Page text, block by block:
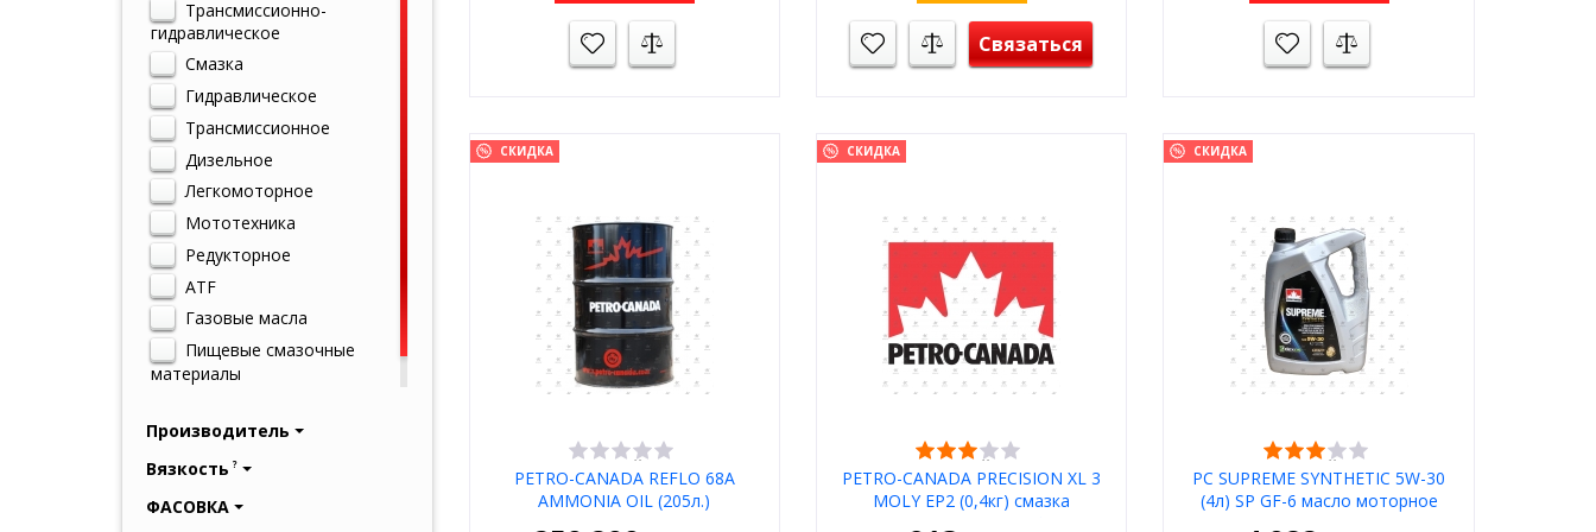
Трансмиссионно-
гидравлическое
Смазка
Гидравлическое
Трансмиссионное
Дизельное
Легкомоторное
Мототехника
Редукторное
ATF
Газовые масла
Пищевые смазочные
материалы
Производитель
Вязкость ?
ФАСОВКА
Связаться
СКИДКА
PETRO-CANADA REFLO 68A
AMMONIA OIL (205л.)
ОСНОВНОЙ СКЛАД
СКИДКА
PETRO-CANADA PRECISION XL 3
MOLY EP2 (0,4кг) смазка
ОСНОВНОЙ СКЛАД
СКИДКА
PC SUPREME SYNTHETIC 5W-30
(4л) SP GF-6 масло моторное
ОСНОВНОЙ СКЛАД